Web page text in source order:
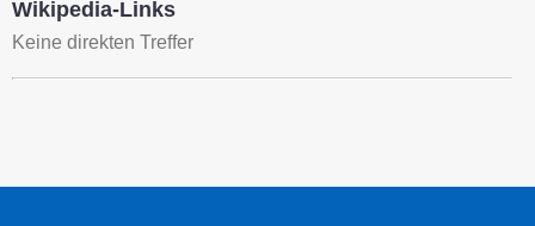
Wikipedia-Links
Keine direkten Treffer